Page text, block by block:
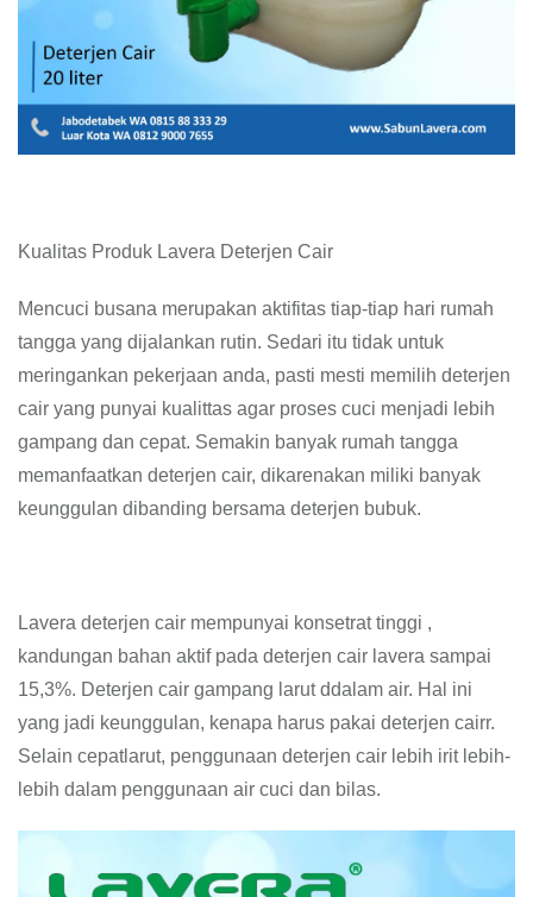
Kualitas Produk Lavera Deterjen Cair
Mencuci busana merupakan aktifitas tiap-tiap hari rumah
tangga yang dijalankan rutin. Sedari itu tidak untuk
meringankan pekerjaan anda, pasti mesti memilih deterjen
cair yang punyai kualittas agar proses cuci menjadi lebih
gampang dan cepat. Semakin banyak rumah tangga
memanfaatkan deterjen cair, dikarenakan miliki banyak
keunggulan dibanding bersama deterjen bubuk.
Lavera deterjen cair mempunyai konsetrat tinggi ,
kandungan bahan aktif pada deterjen cair lavera sampai
15,3%. Deterjen cair gampang larut ddalam air. Hal ini
yang jadi keunggulan, kenapa harus pakai deterjen cairr.
Selain cepatlarut, penggunaan deterjen cair lebih irit lebih-
lebih dalam penggunaan air cuci dan bilas.